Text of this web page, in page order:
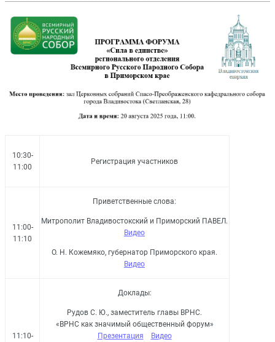
10:30-
11:00
Регистрация участников
11:00-
11:10
Приветственные слова:
Митрополит Владивостокский и Приморский ПАВЕЛ.
Видео
О. Н. Кожемяко, губернатор Приморского края.
Видео
11:10-
Доклады:
Рудов С. Ю., заместитель главы ВРНС.
«ВРНС как значимый общественный форум»
Презентация
Видео